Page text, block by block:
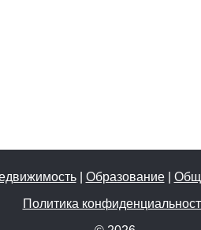
| Образование|
Политика